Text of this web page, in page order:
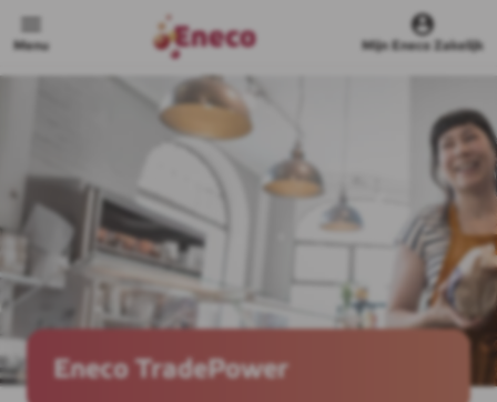
Menu Mijn Eneco Zakelijk
Eneco TradePower